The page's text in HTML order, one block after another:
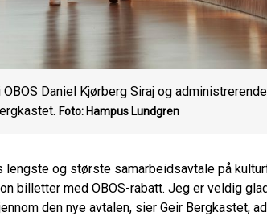
Daniel Kjørberg Siraj og
Foto: Hampus Lundgren
lengste og største samarbeidsavtale på
billetter med OBOS-rabatt. Jeg er veldig
den nye avtalen, sier Geir Bergkastet,